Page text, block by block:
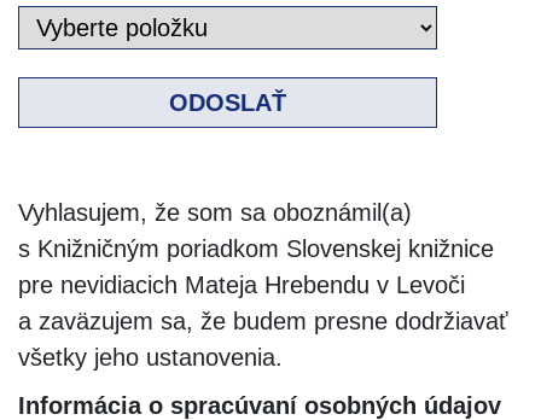
ODOSLAŤ
Vyhlasujem, že som sa oboznámil(a)
s Knižničným poriadkom Slovenskej knižnice
pre nevidiacich Mateja Hrebendu v Levoči
a zaväzujem sa, že budem presne dodržiavať
všetky jeho ustanovenia.
Informácia o spracúvaní osobných údajov